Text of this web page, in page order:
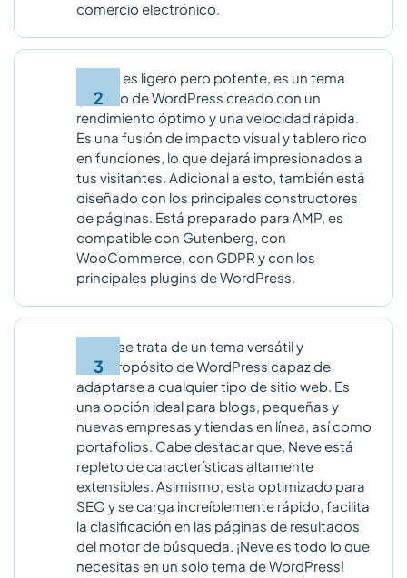
comercio electrónico.
es ligero pero potente, es un tema
gratuito de WordPress creado con un
rendimiento óptimo y una velocidad rápida.
Es una fusión de impacto visual y tablero rico
en funciones, lo que dejará impresionados a
tus visitantes. Adicional a esto, también está
diseñado con los principales constructores
de páginas. Está preparado para AMP, es
compatible con Gutenberg, con
WooCommerce, con GDPR y con los
principales plugins de WordPress.
se trata de un tema versátil y
multipropósito de WordPress capaz de
adaptarse a cualquier tipo de sitio web. Es
una opción ideal para blogs, pequeñas y
nuevas empresas y tiendas en línea, así como
portafolios. Cabe destacar que, Neve está
repleto de características altamente
extensibles. Asimismo, esta optimizado para
SEO y se carga increíblemente rápido, facilita
la clasificación en las páginas de resultados
del motor de búsqueda. ¡Neve es todo lo que
necesitas en un solo tema de WordPress!